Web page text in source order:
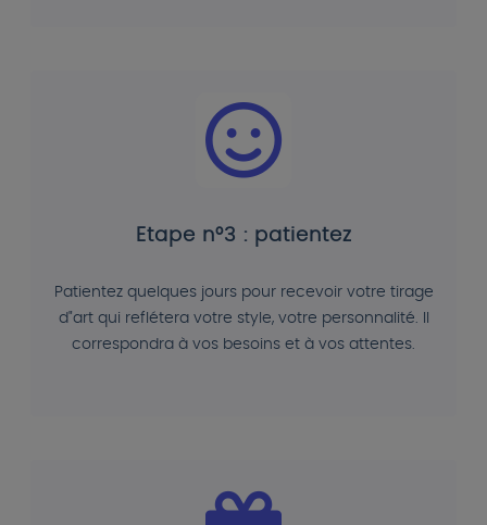
Etape n°3 : patientez
Patientez quelques jours pour recevoir votre tirage
d"art qui reflétera votre style, votre personnalité. Il
correspondra à vos besoins et à vos attentes.